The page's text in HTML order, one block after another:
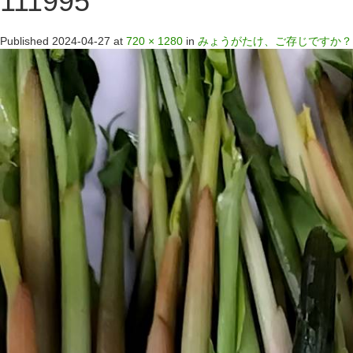
Published 2024-04-27 at 720 × 1280 in みょうがたけ、ご存じですか